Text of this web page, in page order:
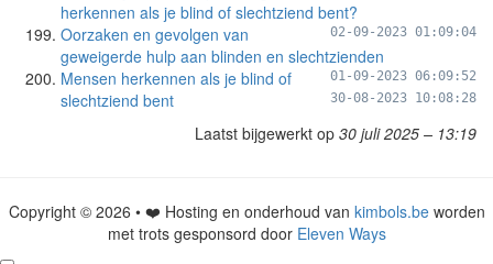
herkennen als je blind of slechtziend bent?
02-09-2023 01:09:04
Oorzaken en gevolgen van
geweigerde hulp aan blinden en slechtzienden
01-09-2023 06:09:52
Mensen herkennen als je blind of
slechtziend bent
30-08-2023 10:08:28
Laatst bijgewerkt op 30 juli 2025 – 13:19
Copyright © 2026 • ❤️ Hosting en onderhoud van kimbols.beworden
met trots gesponsord door Eleven Ways